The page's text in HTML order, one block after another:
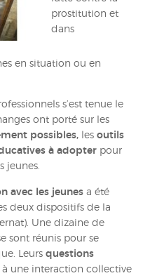
prostitution et
dans
en situation ou en
s’est tenue le
ont porté sur les
possibles, les outils
à adopter pour
jeunes.
avec les jeunes a été
deux dispositifs de la
Une dizaine de
sont réunis pour se
Leurs questions
à une interaction collective